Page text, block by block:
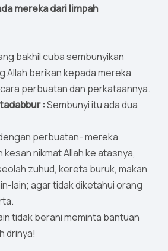
mereka dari limpah
bakhil cuba sembunyikan
Allah berikan kepada mereka
perbuatan dan perkataannya.
:Sembunyi itu ada dua
perbuatan- mereka
kesan nikmat Allah ke atasnya,
zuhud, kereta buruk, makan
lain; agar tidak diketahui orang
tidak berani meminta bantuan
drinya!